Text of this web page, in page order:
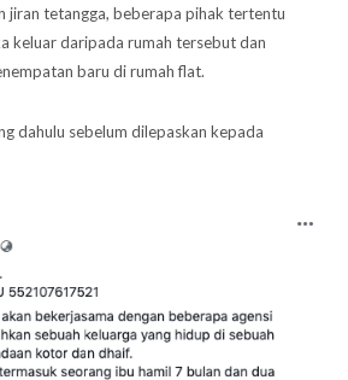
jiran tetangga, beberapa pihak tertentu
keluar daripada rumah tersebut dan
baru di rumah flat.
dahulu sebelum dilepaskan kepada